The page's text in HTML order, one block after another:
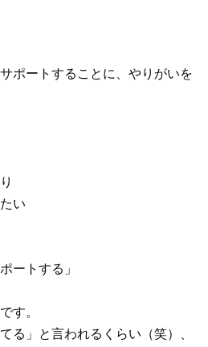
ポートすることに、やりがいを
い
ートする」
す。
る」と言われるくらい（笑）、